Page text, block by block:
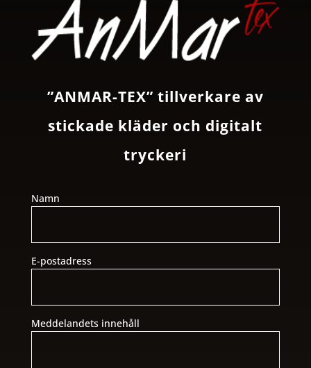
”ANMAR-TEX” tillverkare av
stickade kläder och digitalt
tryckeri
Namn
E-postadress
Meddelandets innehåll